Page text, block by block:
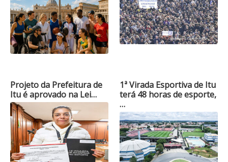
Projeto da Prefeitura de
Itu é aprovado na Lei…
1ª Virada Esportiva de Itu
terá 48 horas de esporte,
…